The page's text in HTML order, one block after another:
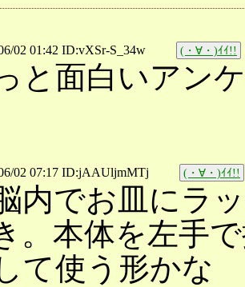
02 01:42 ID:vXSr-S_34w (・∀・)ｲｲ!!
と面白いアン
02 07:17 ID:jAAUljmMTj (・∀・)ｲｲ!!
内でお皿にラ
。本体を左手
て使う形かな